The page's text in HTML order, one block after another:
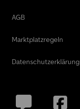
AGB
Marktplatzregeln
Datenschutzerklärung